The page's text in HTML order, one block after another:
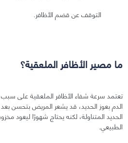
التوقف عن قضم الأظافر.
ما مصير الأظافر الملعقية؟
تعتمد سرعة شفاء الأظافر الملعقية على
الدم بعوز الحديد، قد يشعر المريض بتحسن بعد
الحديد المتناولة، لكنه يحتاج شهورًا ليعود
الطبيعي.